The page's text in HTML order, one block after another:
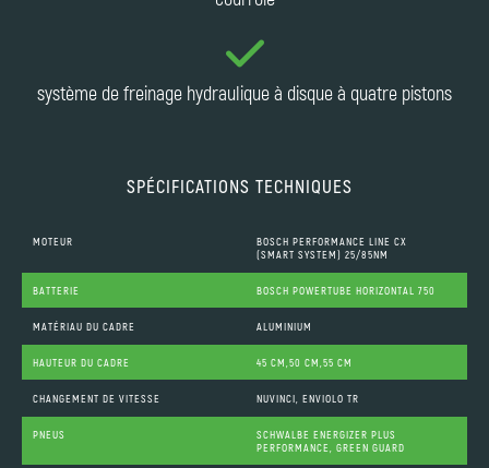
système de freinage hydraulique à disque à quatre pistons
SPÉCIFICATIONS TECHNIQUES
MOTEUR
BOSCH PERFORMANCE LINE CX
(SMART SYSTEM) 25/85NM
BATTERIE BOSCH POWERTUBE HORIZONTAL 750
MATÉRIAU DU CADRE ALUMINIUM
HAUTEUR DU CADRE 45 CM,50 CM,55 CM
CHANGEMENT DE VITESSE NUVINCI, ENVIOLO TR
PNEUS
SCHWALBE ENERGIZER PLUS
PERFORMANCE, GREEN GUARD